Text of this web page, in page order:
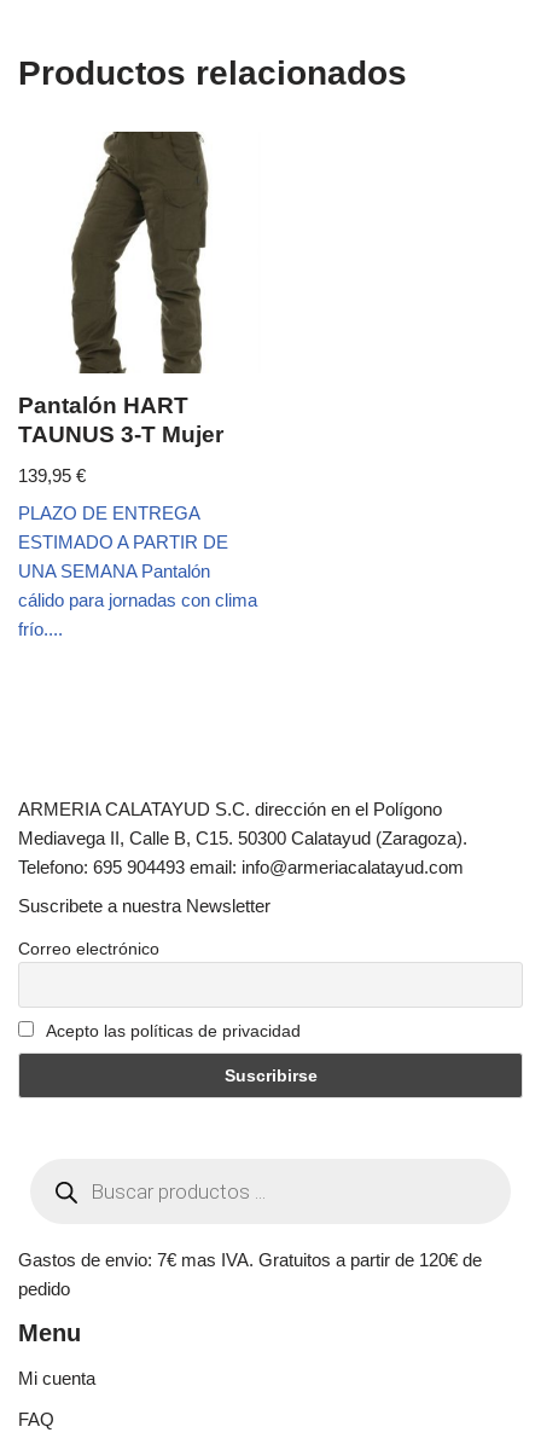
Productos relacionados
Pantalón HART
TAUNUS 3-T Mujer
139,95 €
PLAZO DE ENTREGA
ESTIMADO A PARTIR DE
UNA SEMANA Pantalón
cálido para jornadas con clima
frío....
ARMERIA CALATAYUD S.C. dirección en el Polígono
Mediavega II, Calle B, C15. 50300 Calatayud (Zaragoza).
Telefono: 695 904493 email: info@armeriacalatayud.com
Suscribete a nuestra Newsletter
Correo electrónico
Acepto las políticas de privacidad
Gastos de envio: 7€ mas IVA. Gratuitos a partir de 120€ de
pedido
Menu
Mi cuenta
FAQ